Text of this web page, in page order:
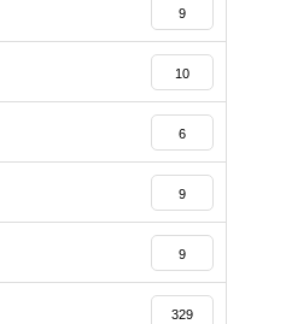
9
10
6
9
9
329